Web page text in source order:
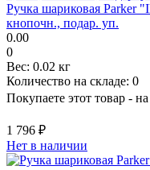
Ручка шариковая Parker
кнопочн., подар. уп.
0.00
0
Вес: 0.02 кг
Количество на складе: 0
Покупаете этот товар - на
1 796 ₽
Нет в наличии